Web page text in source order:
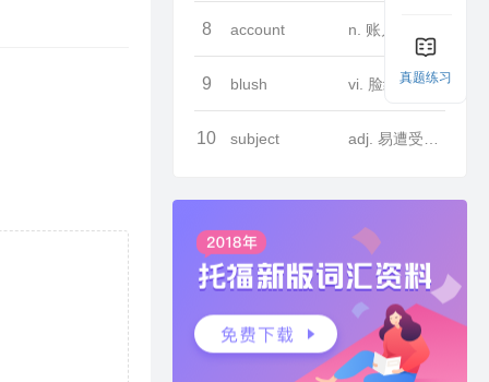
8 account n. 账户
9 blush vi. 脸红
10 subject
真题练习